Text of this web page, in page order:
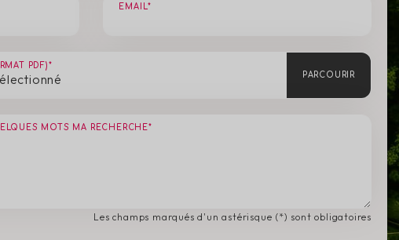
EMAIL*
PDF)*
PARCOURIR
MOTS MA RECHERCHE*
Les champs marqués d'un astérisque (*) sont obligatoires